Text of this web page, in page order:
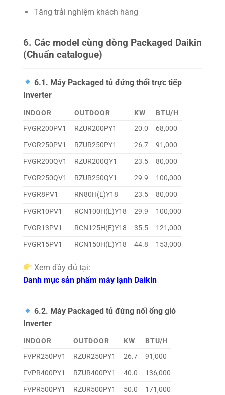
Tăng trải nghiệm khách hàng
6. Các model cùng dòng Packaged Daikin
(Chuẩn catalogue)
6.1. Máy Packaged tủ đứng thổi trực tiếp
Inverter
INDOOR OUTDOOR KW
BTU/H
FVGR200PV1
RZUR200PY1 20.0
68,000
FVGR250PV1
RZUR250PY1 26.7
91,000
FVGR200QV1
RZUR200QY1 23.5
80,000
FVGR250QV1
RZUR250QY1 29.9
100,000
FVGR8PV1
RN80H(E)Y18 23.5
80,000
FVGR10PV1
RCN100H(E)Y18 29.9
100,000
FVGR13PV1
RCN125H(E)Y18 35.5
121,000
FVGR15PV1
RCN150H(E)Y18 44.8 153,000
Xem đầy đủ tại:
Danh mục sản phẩm máy lạnh Daikin
6.2. Máy Packaged tủ đứng nối ống gió
Inverter
INDOOR OUTDOOR KW
BTU/H
FVPR250PV1
RZUR250PY1 26.7
91,000
FVPR400PY1
RZUR400PY1 40.0
136,000
FVPR500PY1
RZUR500PY1 50.0
171,000